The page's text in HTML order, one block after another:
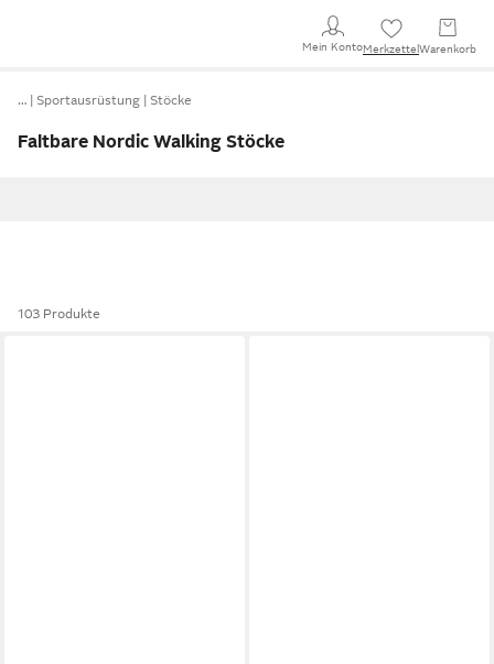
Mein KontoMerkzettel Warenkorb
… Sportausrüstung Stöcke
Faltbare Nordic Walking Stöcke
103 Produkte